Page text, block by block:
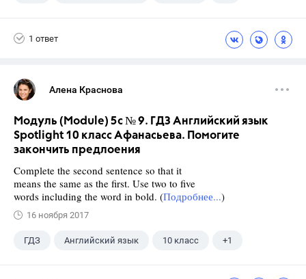
1 ответ
Алена Краснова
Модуль (Module) 5c № 9. ГДЗ Английский язык
Spotlight 10 класс Афанасьева. Помогите
закончить предлоения
Complete the second sentence so that it
means the same as the first. Use two to five
words including the word in bold. (Подробнее...)
16 ноября 2017
ГДЗ Английский язык 10 класс +1